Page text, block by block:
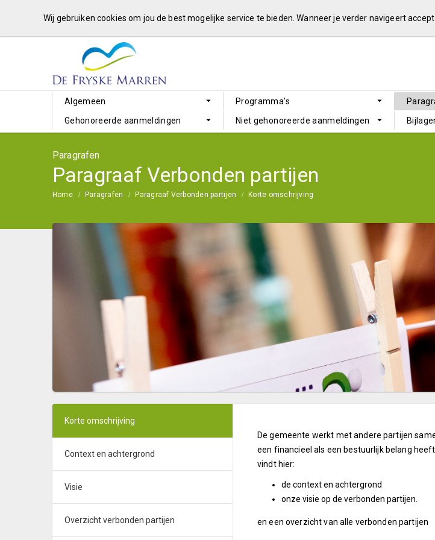
Wij gebruiken cookies om jou de best mogelijke service te bieden. Wanneer je verder navigeert
Algemeen Programma's
Gehonoreerde aanmeldingen
Niet gehonoreerde aanmeldingen
Paragrafen
Paragraaf Verbonden partijen
Home Paragrafen Paragraaf Verbonden partijen Korte omschrijving
Korte omschrijving
Context en achtergrond
Visie
Overzicht verbonden partijen
De gemeente werkt met andere partijen
een financieel als een bestuurlijk belang
vindt hier:
de context en achtergrond
onze visie op de verbonden partijen.
en een overzicht van alle verbonden partijen